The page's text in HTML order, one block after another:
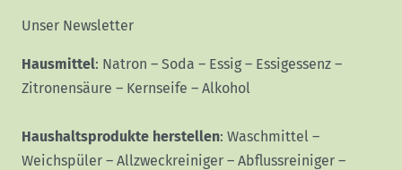
Unser Newsletter
Hausmittel: Natron – Soda – Essig – Essigessenz –
Zitronensäure – Kernseife – Alkohol
Haushaltsprodukte herstellen: Waschmittel –
Weichspüler – Allzweckreiniger – Abflussreiniger –